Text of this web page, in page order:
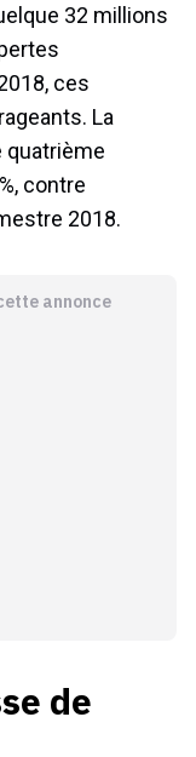
32 millions
ces
La
quatrième
contre
2018.
annonce
de